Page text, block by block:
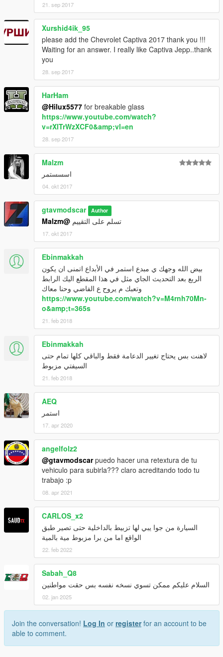
21. sep 2017
Xurshid4ik_95
please add the Chevrolet Captiva 2017 thank you !!!
Waiting for an answer. I really like Captiva Jepp..thank
you
28. sep 2017
HarHam
@Hilux5577 for breakable glass
https://www.youtube.com/watch?
v=rXlTrWzXCF0&amp;vl=en
28. sep 2017
Malzm
اسسستمر
04. okt 2017
gtavmodscar Author
تسلم على التقييم @Malzm
17. okt 2017
Ebinmakkah
بيض الله وجهك ي مبدع استمر في الأبداع اتمنى ان يكون
الربع بعد التحديث الجاي مثل في هذا المقطع اليك الرابط
وتعبك م يروح ع الفاضي وحنا معاك
https://www.youtube.com/watch?v=M4rnh70Mn-
o&amp;t=365s
21. feb 2018
Ebinmakkah
لاهنت بس يحتاج تغيير الدعامة فقط والباقي كلها تمام حتى
السيفتي مزبوط
21. feb 2018
AEQ
استمر
17. apr 2020
angelfolz2
@gtavmodscarpuedo hacer una retextura de tu
vehiculo para subirla??? claro acreditando todo tu
trabajo :p
08. apr 2021
CARLOS_x2
السيارة من جوا يبي لها تزبيط بالداخلية حتى تصير طبق
الواقع اما من برا مزبوط مية بالمية
22. feb 2022
Sabah_Q8
السلام عليكم ممكن تسوي نسخه نفسه بس حقت مواطنين
02. jan 2025
Join the conversation! Log In or registerfor an account to be
able to comment.